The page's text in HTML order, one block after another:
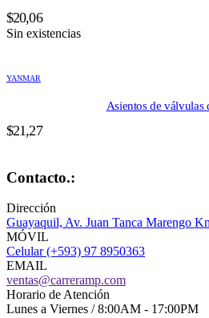
$20,06
Sin existencias
YANMAR
Asientos de válvulas
$21,27
Contacto.:
Dirección
Guayaquil, Av. Juan Tanca Marengo
MÓVIL
Celular (+593) 97 8950363
EMAIL
ventas@carreramp.com
Horario de Atención
Lunes a Viernes / 8:00AM - 17:00PM